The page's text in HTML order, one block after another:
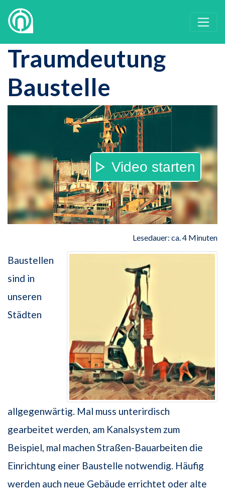
Traumdeutung
Baustelle
Video starten
Lesedauer: ca. 4 Minuten
Baustellen
sind in
unseren
Städten
allgegenwärtig. Mal muss unterirdisch
gearbeitet werden, am Kanalsystem zum
Beispiel, mal machen Straßen-Bauarbeiten die
Einrichtung einer Baustelle notwendig. Häufig
werden auch neue Gebäude errichtet oder alte